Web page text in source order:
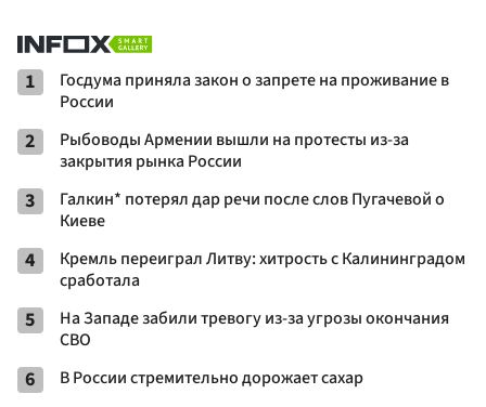
1
Госдума приняла закон о запрете на проживание в
России
2
Рыбоводы Армении вышли на протесты из-за
закрытия рынка России
3
Галкин* потерял дар речи после слов Пугачевой о
Киеве
4
Кремль переиграл Литву: хитрость с Калининградом
сработала
5
На Западе забили тревогу из-за угрозы окончания
СВО
6 В России стремительно дорожает сахар